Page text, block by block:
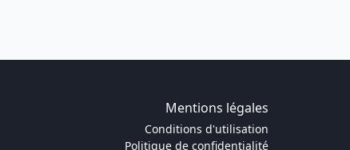
Mentions légales
Conditions d'utilisation
Politique de confidentialité